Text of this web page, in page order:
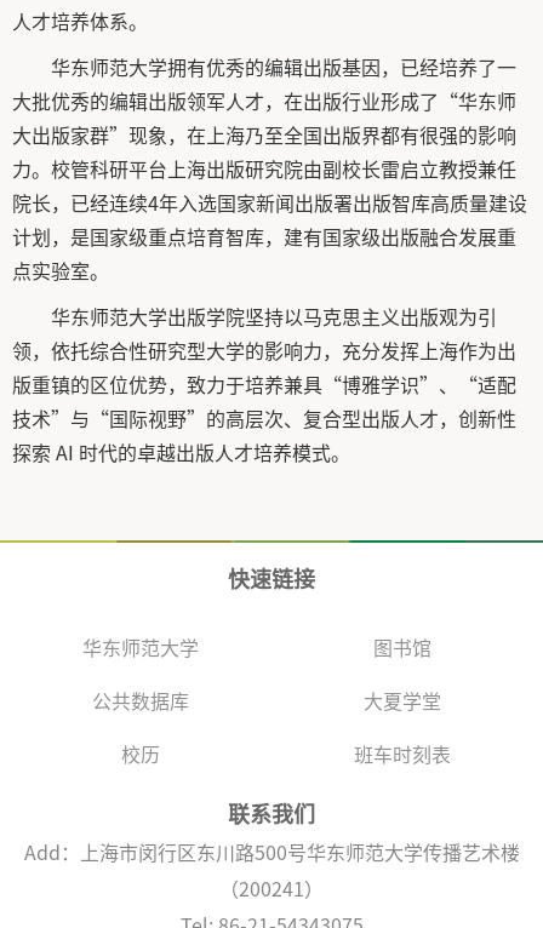
人才培养体系。
华东师范大学拥有优秀的编辑出版基因，已经培养了一
大批优秀的编辑出版领军人才，在出版行业形成了“华东师
大出版家群”现象，在上海乃至全国出版界都有很强的影响
力。校管科研平台上海出版研究院由副校长雷启立教授兼任
院长，已经连续4年入选国家新闻出版署出版智库高质量建设
计划，是国家级重点培育智库，建有国家级出版融合发展重
点实验室。
华东师范大学出版学院坚持以马克思主义出版观为引
领，依托综合性研究型大学的影响力，充分发挥上海作为出
版重镇的区位优势，致力于培养兼具“博雅学识”、“适配
技术”与“国际视野”的高层次、复合型出版人才，创新性
探索 AI 时代的卓越出版人才培养模式。
快速链接
华东师范大学 图书馆
公共数据库 大夏学堂
校历 班车时刻表
联系我们
Add：上海市闵行区东川路500号华东师范大学传播艺术楼
（200241）